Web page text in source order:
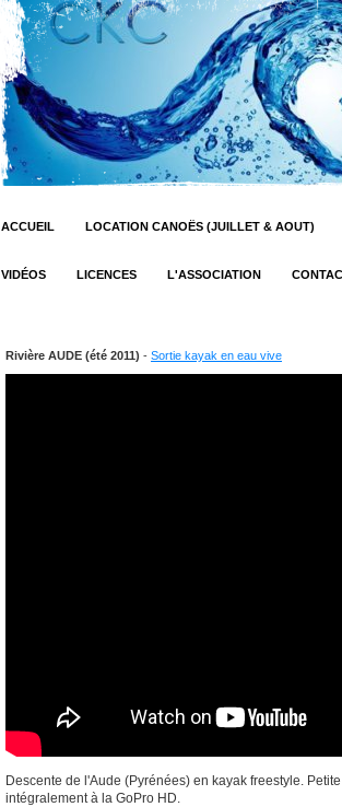
ACCUEIL LOCATION CANOËS (JUILLET & AOUT)
VIDÉOS LICENCES L'ASSOCIATION
Rivière AUDE (été 2011) - Sortie kayak en eau vive
Descente de l'Aude (Pyrénées) en kayak freestyle.
intégralement à la GoPro HD.